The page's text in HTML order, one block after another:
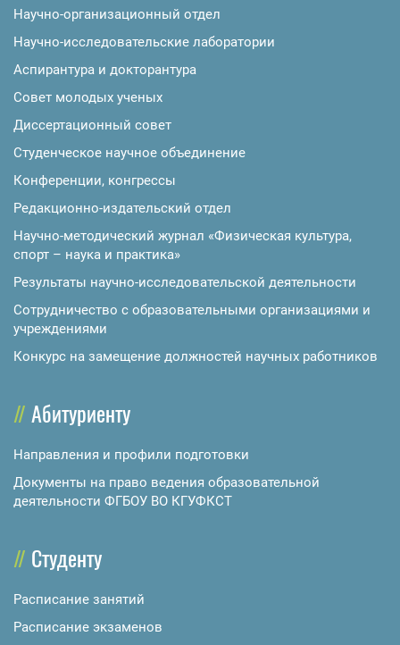
Научно-организационный отдел
Научно-исследовательские лаборатории
Аспирантура и докторантура
Совет молодых ученых
Диссертационный совет
Студенческое научное объединение
Конференции, конгрессы
Редакционно-издательский отдел
Научно-методический журнал «Физическая культура,
спорт – наука и практика»
Результаты научно-исследовательской деятельности
Сотрудничество с образовательными организациями и
учреждениями
Конкурс на замещение должностей научных работников
Абитуриенту
Направления и профили подготовки
Документы на право ведения образовательной
деятельности ФГБОУ ВО КГУФКСТ
Студенту
Расписание занятий
Расписание экзаменов